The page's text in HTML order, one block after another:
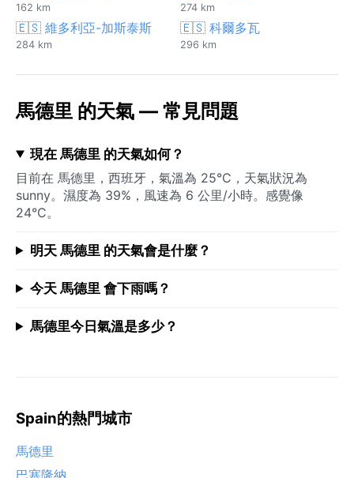
162 km 274 km
🇪🇸 維多利亞-加斯泰斯
284 km
🇪🇸 科爾多瓦
296 km
馬德里 的天氣 — 常見問題
現在 馬德里 的天氣如何？
目前在 馬德里，西班牙，氣溫為 25°C，天氣狀況為
sunny。濕度為 39%，風速為 6 公里/小時。感覺像
24°C。
明天 馬德里 的天氣會是什麼？
今天 馬德里 會下雨嗎？
馬德里今日氣溫是多少？
Spain的熱門城市
馬德里